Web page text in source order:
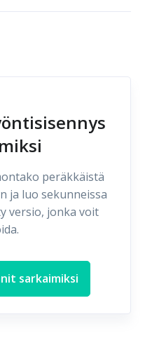
peräkkäistä
ja luo sekunneissa
versio, jonka voit
sarkaimiksi